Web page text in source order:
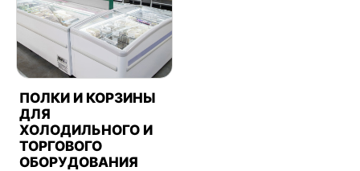
ПОЛКИ И КОРЗИНЫ
ДЛЯ
ХОЛОДИЛЬНОГО И
ТОРГОВОГО
ОБОРУДОВАНИЯ